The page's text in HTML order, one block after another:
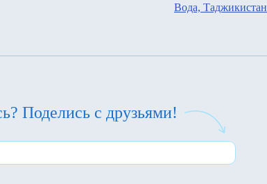
Вода, Таджикистан
Поделись с друзьями!